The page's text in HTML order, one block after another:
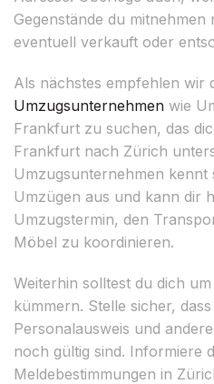
Gegenstände du
eventuell verkauft oder
Als nächstes empfehlen wir
Umzugsunternehmen wie
Frankfurt zu suchen, das
Frankfurt nach Zürich
Umzugsunternehmen kennt
Umzügen aus und kann dir
Umzugstermin, den
Möbel zu koordinieren.
Weiterhin solltest du dich
kümmern. Stelle sicher,
Personalausweis und
noch gültig sind. Informiere
Meldebestimmungen in